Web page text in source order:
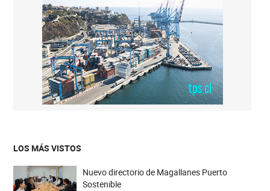
LOS MÁS VISTOS
Nuevo directorio de Magallanes Puerto
Sostenible